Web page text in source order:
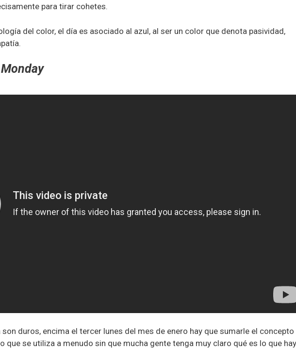
para tirar cohetes.
del color, el día es asociado al azul, al ser un color que denota pasividad,
son duros, encima el tercer lunes del mes de enero hay que sumarle el concepto
que se utiliza a menudo sin que mucha gente tenga muy claro qué es lo que hay